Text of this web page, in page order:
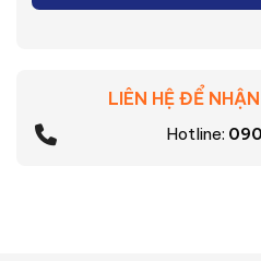
LIÊN HỆ ĐỂ
Hotline: